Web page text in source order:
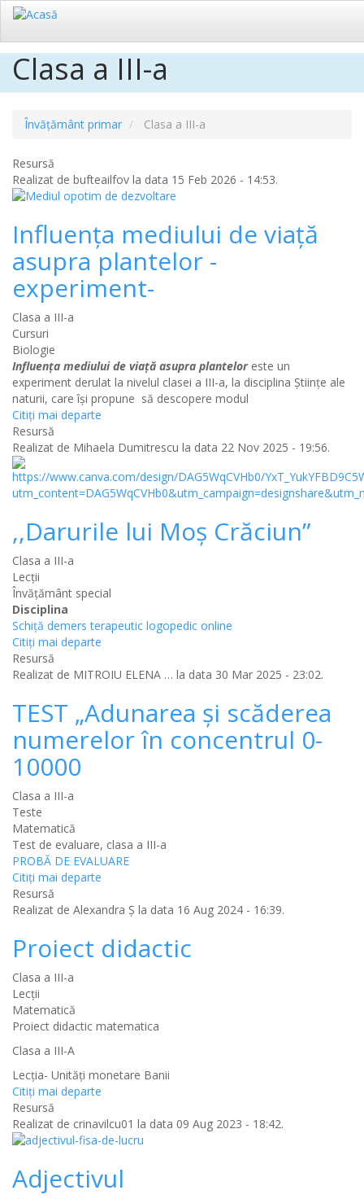
Sari
conținutul
Clasa a III-a
Învățământ primar Clasa a III-a
Resursă
Realizat de bufteailfov la data 15 Feb 2026 - 14:53.
Influența mediului de viață
asupra plantelor -
experiment-
Clasa a III-a
Cursuri
Biologie
Influența mediului de viață asupra planteloreste un
experiment derulat la nivelul clasei a III-a, la disciplina Științe ale
naturii, care își propune să descopere modul
Citiţi mai departe
Resursă
Realizat de Mihaela Dumitrescu la data 22 Nov 2025 - 19:56.
,,Darurile lui Moș Crăciun”
Clasa a III-a
Lecții
Învăţământ special
Disciplina
Schiță demers terapeutic logopedic online
Citiţi mai departe
Resursă
Realizat de MITROIU ELENA … la data 30 Mar 2025 - 23:02.
TEST „Adunarea și scăderea
numerelor în concentrul 0-
10000
Clasa a III-a
Teste
Matematică
Test de evaluare, clasa a III-a
PROBĂ DE EVALUARE
Citiţi mai departe
Resursă
Realizat de Alexandra Ș la data 16 Aug 2024 - 16:39.
Proiect didactic
Clasa a III-a
Lecții
Matematică
Proiect didactic matematica
Clasa a III-A
Lecția- Unități monetare Banii
Citiţi mai departe
Resursă
Realizat de crinavilcu01 la data 09 Aug 2023 - 18:42.
Adjectivul